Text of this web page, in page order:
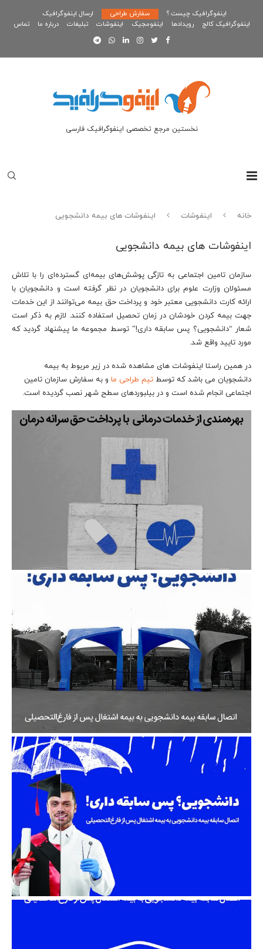
اینفوگرافیک چیست ؟ سفارش طراحی
ارسال اینفوگرافیک
اینفوگرافیک کالج
رویدادها اینفومجیک اینفوشات تبلیغات درباره ما تماس
نخستین مرجع تخصصی اینفوگرافیک فارسی
خانه اینفوشات اینفوشات های بیمه دانشجویی
اینفوشات های بیمه دانشجویی
سازمان تامین اجتماعی به تازگی پوشش‌های بیمه‌ای گسترده‌ای را با تلاش
مسئولان وزارت علوم برای دانشجویان در نظر گرفته است و دانشجویان با
ارائه کارت دانشجویی معتبر خود و پرداخت حق بیمه می‌توانند از این خدمات
جهت بیمه کردن خودشان در زمان تحصیل استفاده کنند. لازم به ذکر است
شعار “دانشجویی؟ پس سابقه داری!” توسط مجموعه ما پیشنهاد گردید که
مورد تایید واقع شد.
در همین راستا اینفوشات های مشاهده شده در زیر مربوط به بیمه
دانشجویان می باشد که توسط تیم طراحی ما و به سفارش سازمان تامین
اجتماعی انجام شده است و در بیلبوردهای سطح شهر نصب گردیده است.